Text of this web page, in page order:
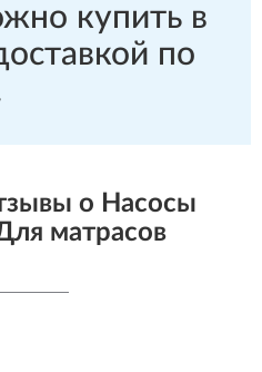
купить в
по
о Насосы
матрасов